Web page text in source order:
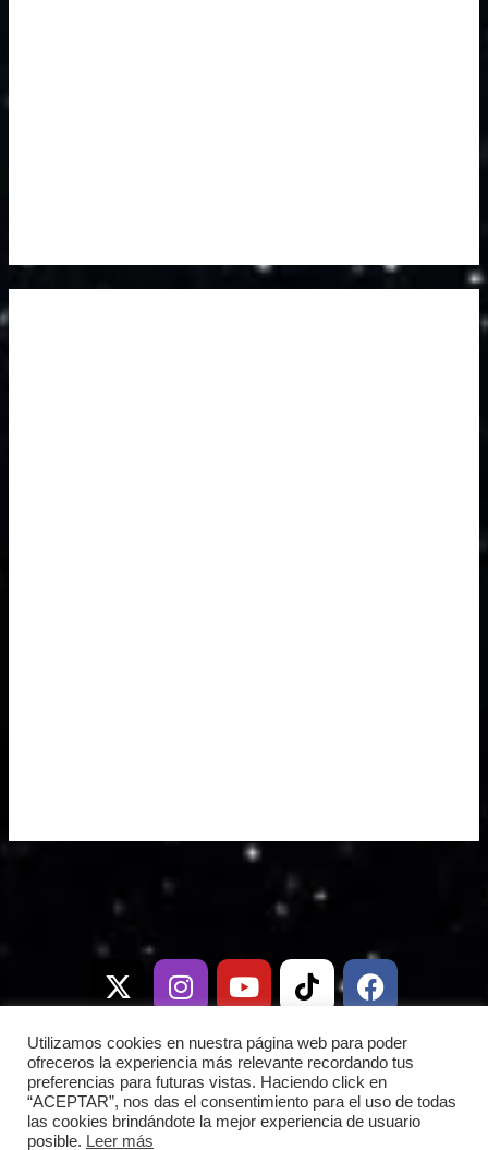
t
w
i
t
t
e
n
s
t
a
g
r
a
o
u
t
u
b
e
i
k
o
k
a
c
e
b
o
o
k
e
l
e
g
r
a
m
h
a
t
s
a
p
p
i
s
o
r
d
Utilizamos cookies en nuestra página web para poder
ofreceros la experiencia más relevante recordando tus
preferencias para futuras vistas. Haciendo click en
“ACEPTAR”, nos das el consentimiento para el uso de todas
las cookies brindándote la mejor experiencia de usuario
posible. Leer más